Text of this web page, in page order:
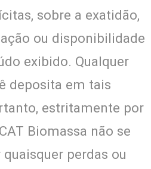
sobre a exatidão,
ou disponibilidade
exibido. Qualquer
deposita em tais
estritamente por
Biomassa não se
perdas ou